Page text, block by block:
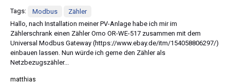
Tags: Modbus
Zähler
Hallo, nach Installation meiner PV-Anlage habe ich mir im
Zählerschrank einen Zähler Orno OR-WE-517 zusammen mit dem
Universal Modbus Gateway (https://www.ebay.de/itm/154058806297/)
einbauen lassen. Nun würde ich gerne den Zähler als
Netzbezugszähler...
matthias